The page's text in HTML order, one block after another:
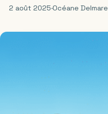
2 août 2025·Océane Delmare